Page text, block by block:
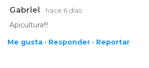
Gabriel · hace 6 días
Apicultura!!!
Me gusta · Responder · Reportar